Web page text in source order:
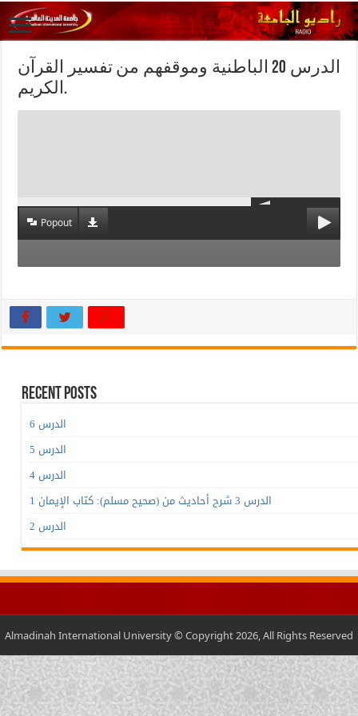
الدرس 20 الباطنية وموقفهم من تفسير القرآن
الكريم.
Popout
Recent Posts
الدرس 6
الدرس 5
الدرس 4
الدرس 3 شرح أحاديث من (صحيح مسلم): كتاب الإيمان 1
الدرس 2
Almadinah International University © Copyright 2026, All Rights Reserved